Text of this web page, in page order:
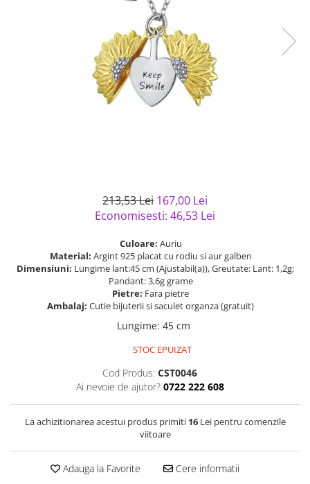
Bijuterii argint placat cu aur
Bijuterii argint cu diverse
Bijuterii argint cu murano
Bijuterii gotice si rock
Bijuterii Handmade
Casete si cutii de bijuterii
213,53 Lei 167,00 Lei
Economisesti: 46,53 Lei
Culoare: Auriu
Material: Argint 925 placat cu rodiu si aur galben
Dimensiuni: Lungime lant:45 cm (Ajustabil(a)), Greutate: Lant: 1,2g;
Pandant: 3,6g grame
Pietre: Fara pietre
Ambalaj: Cutie bijuterii si saculet organza (gratuit)
Lungime: 45 cm
STOC EPUIZAT
Cod Produs: CST0046
Ai nevoie de ajutor? 0722 222 608
La achizitionarea acestui produs primiti 16Lei pentru comenzile
viitoare
Adauga la Favorite Cere informatii